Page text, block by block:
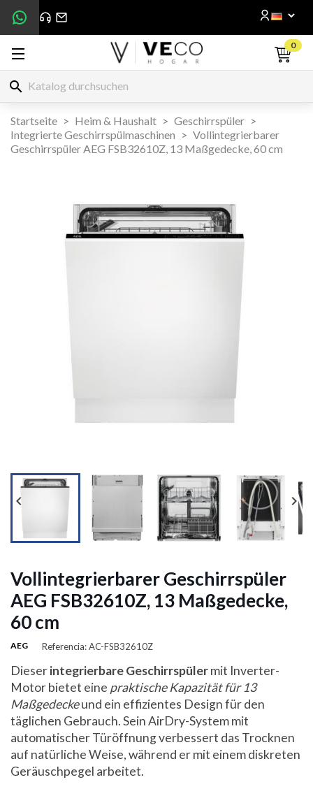
0
search
Startseite Heim & Haushalt
Geschirrspüler
Integrierte Geschirrspülmaschinen
Vollintegrierbarer
Geschirrspüler AEG FSB32610Z, 13 Maßgedecke, 60 cm
 
Vollintegrierbarer Geschirrspüler
AEG FSB32610Z, 13 Maßgedecke,
60 cm
AEG Referencia: AC-FSB32610Z
Dieserintegrierbare Geschirrspülermit Inverter-
Motor bietet eine praktische Kapazität für 13
Maßgedeckeund ein effizientes Design für den
täglichen Gebrauch. Sein AirDry-System mit
automatischer Türöffnung verbessert das Trocknen
auf natürliche Weise, während er mit einem diskreten
Geräuschpegel arbeitet.